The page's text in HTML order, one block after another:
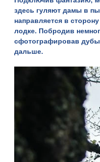
здесь гуляют дамы в
направляется в
лодке. Побродив
сфотографировав
дальше.